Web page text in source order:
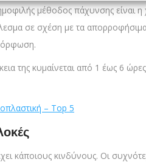
μέθοδος πάχυνσης είναι
σε σχέση με τα
της κυμαίνεται από 1 έως 6
– Top 5
κάποιους κινδύνους. Οι